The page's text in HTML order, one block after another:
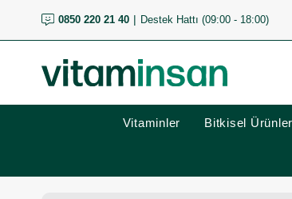
0850 220 21 40 Destek Hattı (09:00 - 18:00)
Vitaminler Bitkisel Ürünler